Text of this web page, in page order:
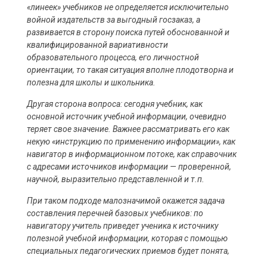
«линеек» учебников не определяется исключительно
войной издательств за выгодный госзаказ, а
развивается в сторону поиска путей обоснованной и
квалифицированной вариативности
образовательного процесса, его личностной
ориентации, то такая ситуация вполне плодотворна и
полезна для школы и школьника.
Другая сторона вопроса: сегодня учебник, как
основной источник учебной информации, очевидно
теряет свое значение. Важнее рассматривать его как
некую «инструкцию по применению информации», как
навигатор в информационном потоке, как справочник
с адресами источников информации — проверенной,
научной, выразительно представленной и т.п.
При таком подходе малозначимой окажется задача
составления перечней базовых учебников: по
навигатору учитель приведет ученика к источнику
полезной учебной информации, которая с помощью
специальных педагогических приемов будет понята,